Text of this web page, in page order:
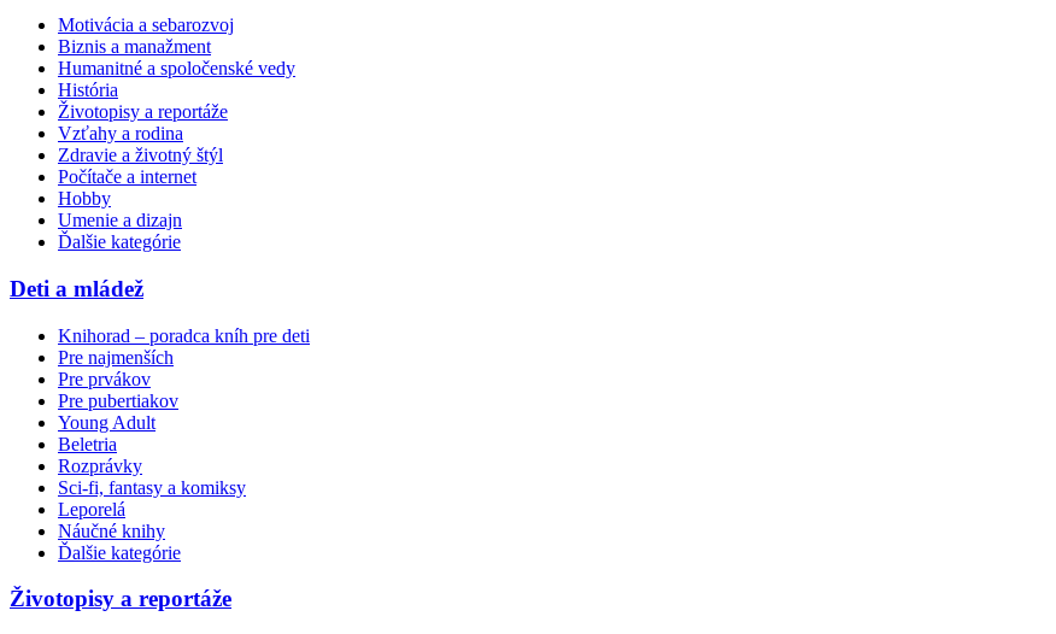
Motivácia a sebarozvoj
Biznis a manažment
Humanitné a spoločenské vedy
História
Životopisy a reportáže
Vzťahy a rodina
Zdravie a životný štýl
Počítače a internet
Hobby
Umenie a dizajn
Ďalšie kategórie
Deti a mládež
Knihorad – poradca kníh pre deti
Pre najmenších
Pre prvákov
Pre pubertiakov
Young Adult
Beletria
Rozprávky
Sci-fi, fantasy a komiksy
Leporelá
Náučné knihy
Ďalšie kategórie
Životopisy a reportáže